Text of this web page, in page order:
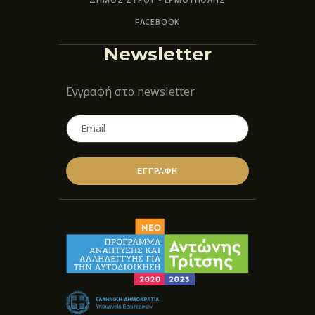
FACEBOOK
Newsletter
Εγγραφή στο newsletter
ΕΓΓΡΑΦΗ